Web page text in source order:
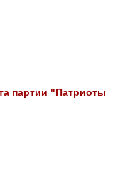
партии "Патриоты